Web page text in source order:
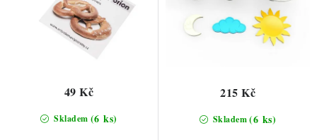
Skladem (6 ks)
49 Kč
Skladem(6 ks)
215 Kč